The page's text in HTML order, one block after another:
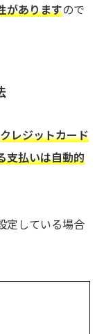
がありますので
クレジットカード
支払いは自動的
定している場合